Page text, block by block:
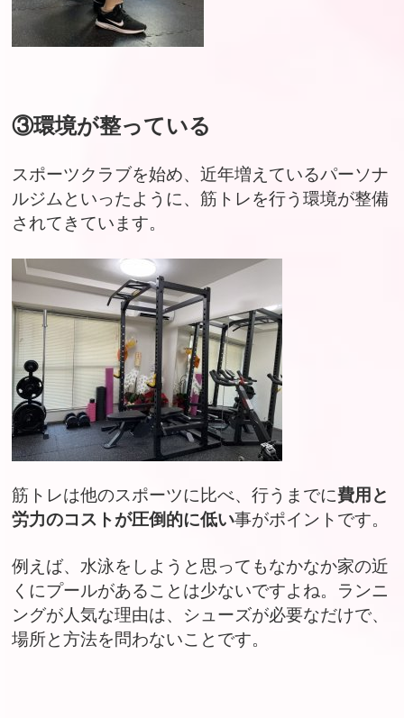
③環境が整っている
スポーツクラブを始め、近年増えているパーソナ
ルジムといったように、筋トレを行う環境が整備
されてきています。
筋トレは他のスポーツに比べ、行うまでに費用と
労力のコストが圧倒的に低い事がポイントです。
例えば、水泳をしようと思ってもなかなか家の近
くにプールがあることは少ないですよね。ランニ
ングが人気な理由は、シューズが必要なだけで、
場所と方法を問わないことです。